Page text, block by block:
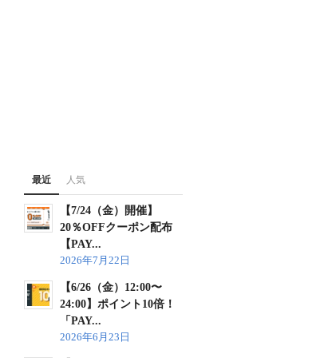
最近 人気
【7/24（金）開催】
20％OFFクーポン配布
【PAY...
2026年7月22日
【6/26（金）12:00〜
24:00】ポイント10倍！
「PAY...
2026年6月23日